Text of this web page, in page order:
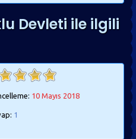
Devleti ile ilgili
10 Mayıs 2018
1